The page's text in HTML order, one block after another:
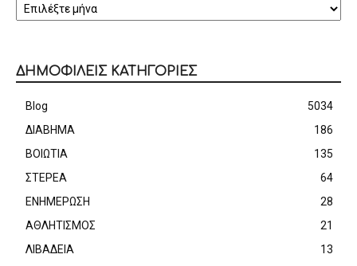
ΔΗΜΟΦΙΛΕΙΣ ΚΑΤΗΓΟΡΙΕΣ
Blog
5034
ΔΙΑΒΗΜΑ
186
ΒΟΙΩΤΙΑ
135
ΣΤΕΡΕΑ
64
ΕΝΗΜΕΡΩΣΗ
28
ΑΘΛΗΤΙΣΜΟΣ
21
ΛΙΒΑΔΕΙΑ
13